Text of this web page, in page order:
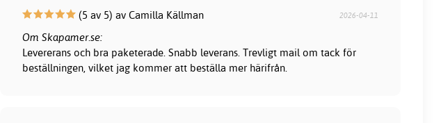
(5 av 5) av Camilla Källman 2026-04-11
Om Skapamer.se:
Levererans och bra paketerade. Snabb leverans. Trevligt mail om tack för
beställningen, vilket jag kommer att beställa mer härifrån.